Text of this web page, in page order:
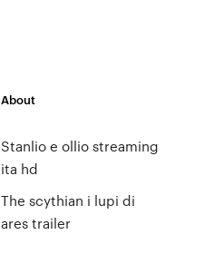
About
Stanlio e ollio streaming
ita hd
The scythian i lupi di
ares trailer